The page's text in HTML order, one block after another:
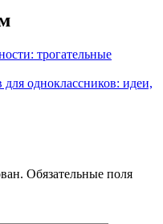
трогательные
одноклассников: идеи,
Обязательные поля